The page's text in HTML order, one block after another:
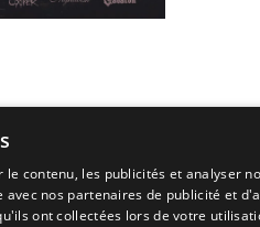
contenu, les publicités et analyser
nos partenaires de publicité et
ont collectées lors de votre